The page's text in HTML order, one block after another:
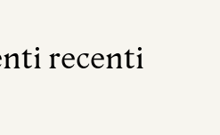
recenti